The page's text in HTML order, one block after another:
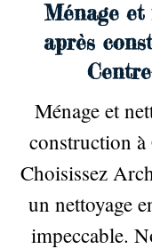
Ménage et
après
Ménage et
construction
Choisissez
un nettoyage
impeccable.